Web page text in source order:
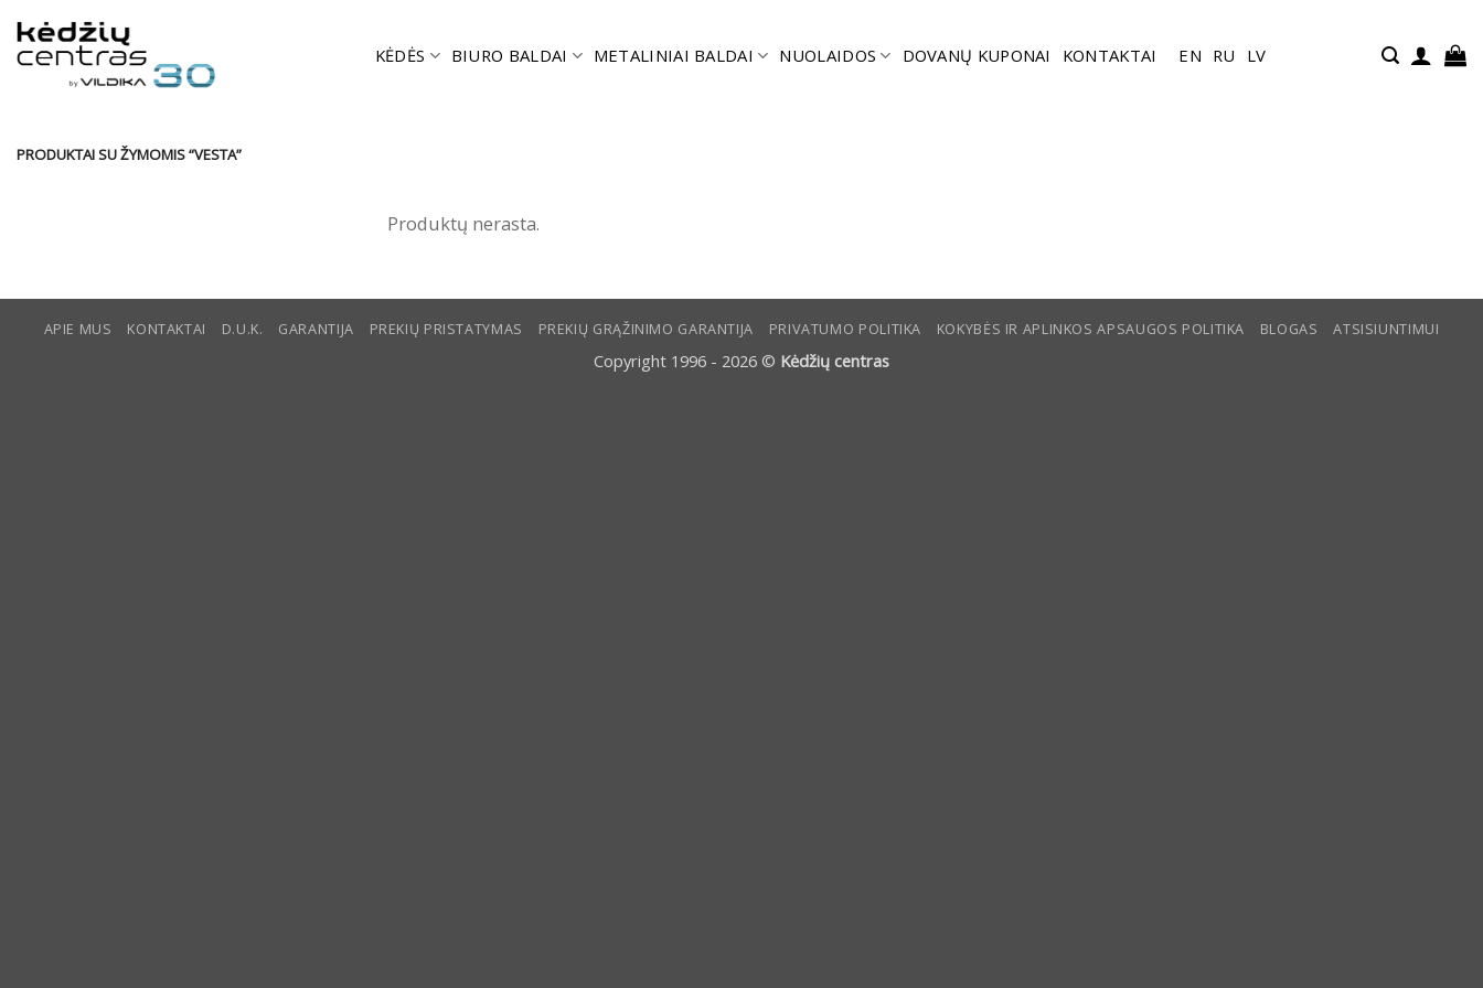
content
KĖDĖS BIURO BALDAI METALINIAI BALDAI NUOLAIDOS DOVANŲ KUPONAI KONTAKTAI EN RU LV
PRODUKTAI SU ŽYMOMIS “VESTA”
Produktų nerasta.
APIE MUS KONTAKTAI D.U.K. GARANTIJA PREKIŲ PRISTATYMAS PREKIŲ GRĄŽINIMO GARANTIJA PRIVATUMO POLITIKA KOKYBĖS IR APLINKOS APSAUGOS POLITIKA BLOGAS ATSISIUNTIMUI
Copyright 1996 - 2026 © Kėdžių centras